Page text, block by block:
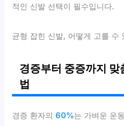
적인 신발 선택이 필수입니다.
균형 잡힌 신발, 어떻게 고를 수
경증부터 중증까지 맞
법
경증 환자의60%는 가벼운 운